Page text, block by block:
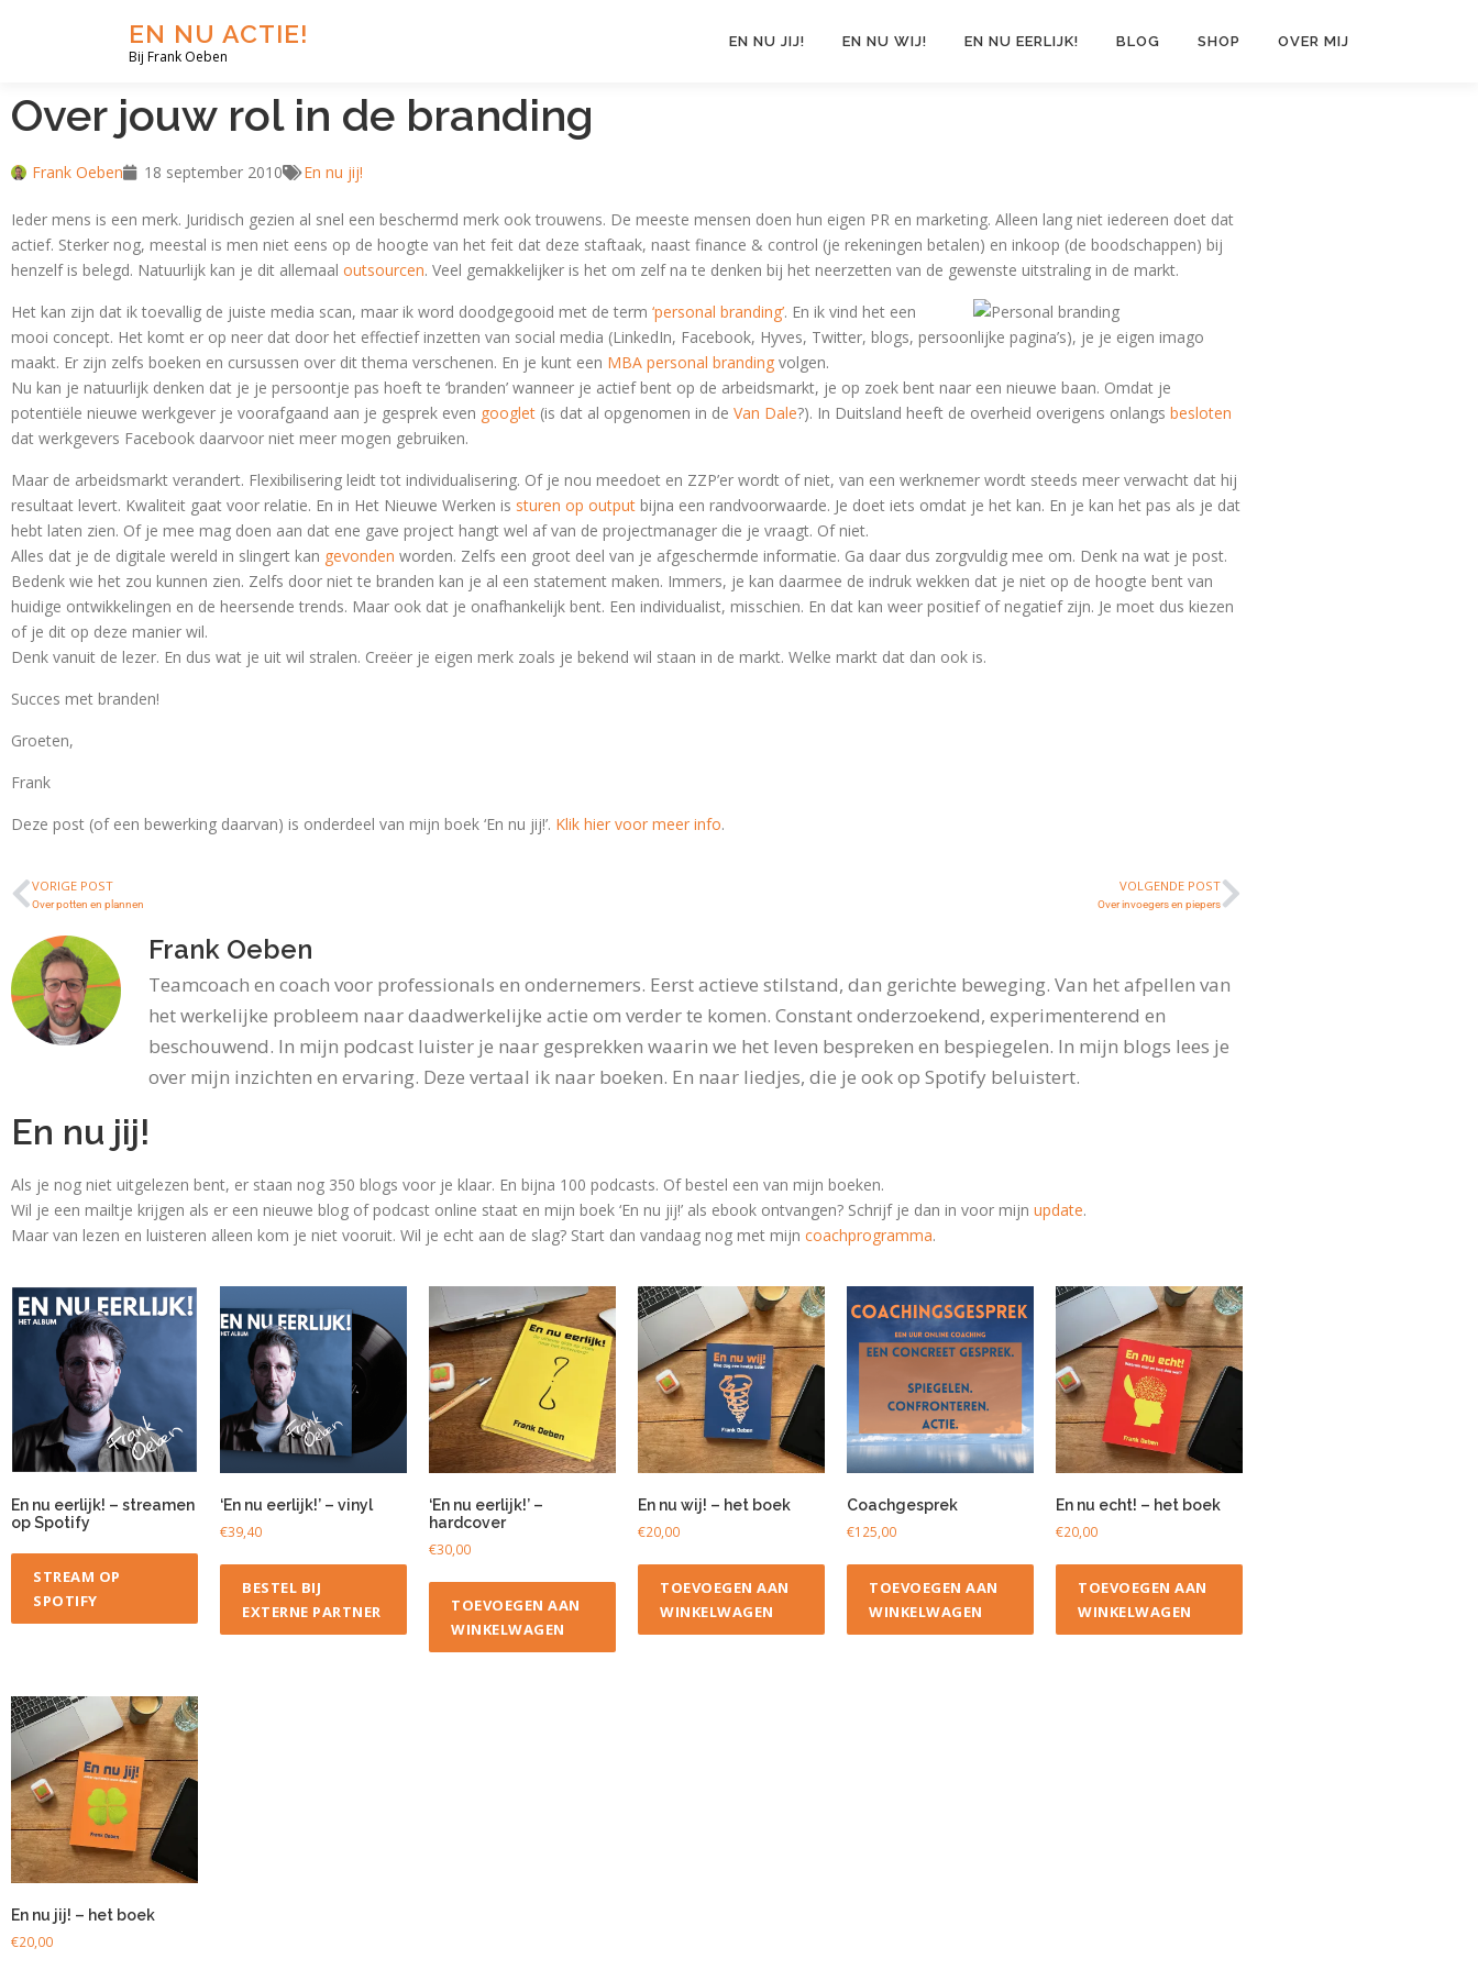
EN NU ACTIE!
Bij Frank Oeben
EN NU JIJ! EN NU WIJ! EN NU EERLIJK! BLOG SHOP OVER MIJ
Over jouw rol in de branding
Frank Oeben 18 september 2010 En nu jij!
Ieder mens is een merk. Juridisch gezien al snel een beschermd merk ook trouwens. De meeste mensen doen hun eigen PR en marketing. Alleen lang niet iedereen doet dat
actief. Sterker nog, meestal is men niet eens op de hoogte van het feit dat deze staftaak, naast finance & control (je rekeningen betalen) en inkoop (de boodschappen) bij
henzelf is belegd. Natuurlijk kan je dit allemaal outsourcen. Veel gemakkelijker is het om zelf na te denken bij het neerzetten van de gewenste uitstraling in de markt.
Het kan zijn dat ik toevallig de juiste media scan, maar ik word doodgegooid met de term ‘personal branding’. En ik vind het een
mooi concept. Het komt er op neer dat door het effectief inzetten van social media (LinkedIn, Facebook, Hyves, Twitter, blogs, persoonlijke pagina’s), je je eigen imago
maakt. Er zijn zelfs boeken en cursussen over dit thema verschenen. En je kunt een MBA personal branding volgen.
Nu kan je natuurlijk denken dat je je persoontje pas hoeft te ‘branden’ wanneer je actief bent op de arbeidsmarkt, je op zoek bent naar een nieuwe baan. Omdat je
potentiële nieuwe werkgever je voorafgaand aan je gesprek even googlet (is dat al opgenomen in de Van Dale?). In Duitsland heeft de overheid overigens onlangs besloten
dat werkgevers Facebook daarvoor niet meer mogen gebruiken.
Maar de arbeidsmarkt verandert. Flexibilisering leidt tot individualisering. Of je nou meedoet en ZZP’er wordt of niet, van een werknemer wordt steeds meer verwacht dat hij
resultaat levert. Kwaliteit gaat voor relatie. En in Het Nieuwe Werken is sturen op output bijna een randvoorwaarde. Je doet iets omdat je het kan. En je kan het pas als je dat
hebt laten zien. Of je mee mag doen aan dat ene gave project hangt wel af van de projectmanager die je vraagt. Of niet.
Alles dat je de digitale wereld in slingert kan gevonden worden. Zelfs een groot deel van je afgeschermde informatie. Ga daar dus zorgvuldig mee om. Denk na wat je post.
Bedenk wie het zou kunnen zien. Zelfs door niet te branden kan je al een statement maken. Immers, je kan daarmee de indruk wekken dat je niet op de hoogte bent van
huidige ontwikkelingen en de heersende trends. Maar ook dat je onafhankelijk bent. Een individualist, misschien. En dat kan weer positief of negatief zijn. Je moet dus kiezen
of je dit op deze manier wil.
Denk vanuit de lezer. En dus wat je uit wil stralen. Creëer je eigen merk zoals je bekend wil staan in de markt. Welke markt dat dan ook is.
Succes met branden!
Groeten,
Frank
Deze post (of een bewerking daarvan) is onderdeel van mijn boek ‘En nu jij!’. Klik hier voor meer info.
VORIGE POST
Over potten en plannen
VOLGENDE POST
Over invoegers en piepers
Frank Oeben
Teamcoach en coach voor professionals en ondernemers. Eerst actieve stilstand, dan gerichte beweging. Van het afpellen van
het werkelijke probleem naar daadwerkelijke actie om verder te komen. Constant onderzoekend, experimenterend en
beschouwend. In mijn podcast luister je naar gesprekken waarin we het leven bespreken en bespiegelen. In mijn blogs lees je
over mijn inzichten en ervaring. Deze vertaal ik naar boeken. En naar liedjes, die je ook op Spotify beluistert.
En nu jij!
Als je nog niet uitgelezen bent, er staan nog 350 blogs voor je klaar. En bijna 100 podcasts. Of bestel een van mijn boeken.
Wil je een mailtje krijgen als er een nieuwe blog of podcast online staat en mijn boek ‘En nu jij!’ als ebook ontvangen? Schrijf je dan in voor mijn update.
Maar van lezen en luisteren alleen kom je niet vooruit. Wil je echt aan de slag? Start dan vandaag nog met mijn coachprogramma.
En nu eerlijk! – streamen
op Spotify
STREAM OP
SPOTIFY
‘En nu eerlijk!’ – vinyl
€39,40
BESTEL BIJ
EXTERNE PARTNER
‘En nu eerlijk!’ –
hardcover
€30,00
TOEVOEGEN AAN
WINKELWAGEN
En nu wij! – het boek
€20,00
TOEVOEGEN AAN
WINKELWAGEN
Coachgesprek
€125,00
TOEVOEGEN AAN
WINKELWAGEN
En nu echt! – het boek
€20,00
TOEVOEGEN AAN
WINKELWAGEN
En nu jij! – het boek
€20,00